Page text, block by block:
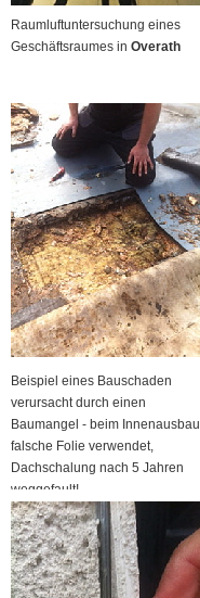
Raumluftuntersuchung eines
Geschäftsraumes in Overath
Beispiel eines Bauschaden
verursacht durch einen
Baumangel - beim Innenausbau
falsche Folie verwendet,
Dachschalung nach 5 Jahren
weggefault!